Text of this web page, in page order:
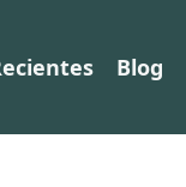
Blog